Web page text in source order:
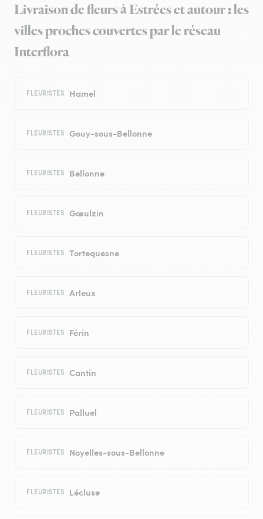
Livraison de fleurs à Estrées et autour : les
villes proches couvertes par le réseau
Interflora
FLEURISTES Hamel
FLEURISTES Gouy-sous-Bellonne
FLEURISTES Bellonne
FLEURISTES Gœulzin
FLEURISTES Tortequesne
FLEURISTES Arleux
FLEURISTES Férin
FLEURISTES Cantin
FLEURISTES Palluel
FLEURISTES Noyelles-sous-Bellonne
FLEURISTES Lécluse